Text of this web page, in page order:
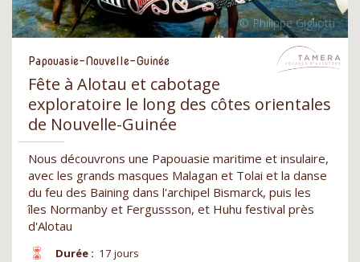
Papouasie-Nouvelle-Guinée
Fête à Alotau et cabotage
exploratoire le long des côtes orientales
de Nouvelle-Guinée
Nous découvrons une Papouasie maritime et insulaire,
avec les grands masques Malagan et Tolai et la danse
du feu des Baining dans l'archipel Bismarck, puis les
îles Normanby et Fergussson, et Huhu festival près
d'Alotau
Durée : 17 jours